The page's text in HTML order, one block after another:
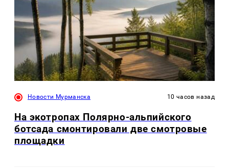
Новости Мурманска 10 часов назад
На экотропах Полярно-альпийского
ботсада смонтировали две смотровые
площадки